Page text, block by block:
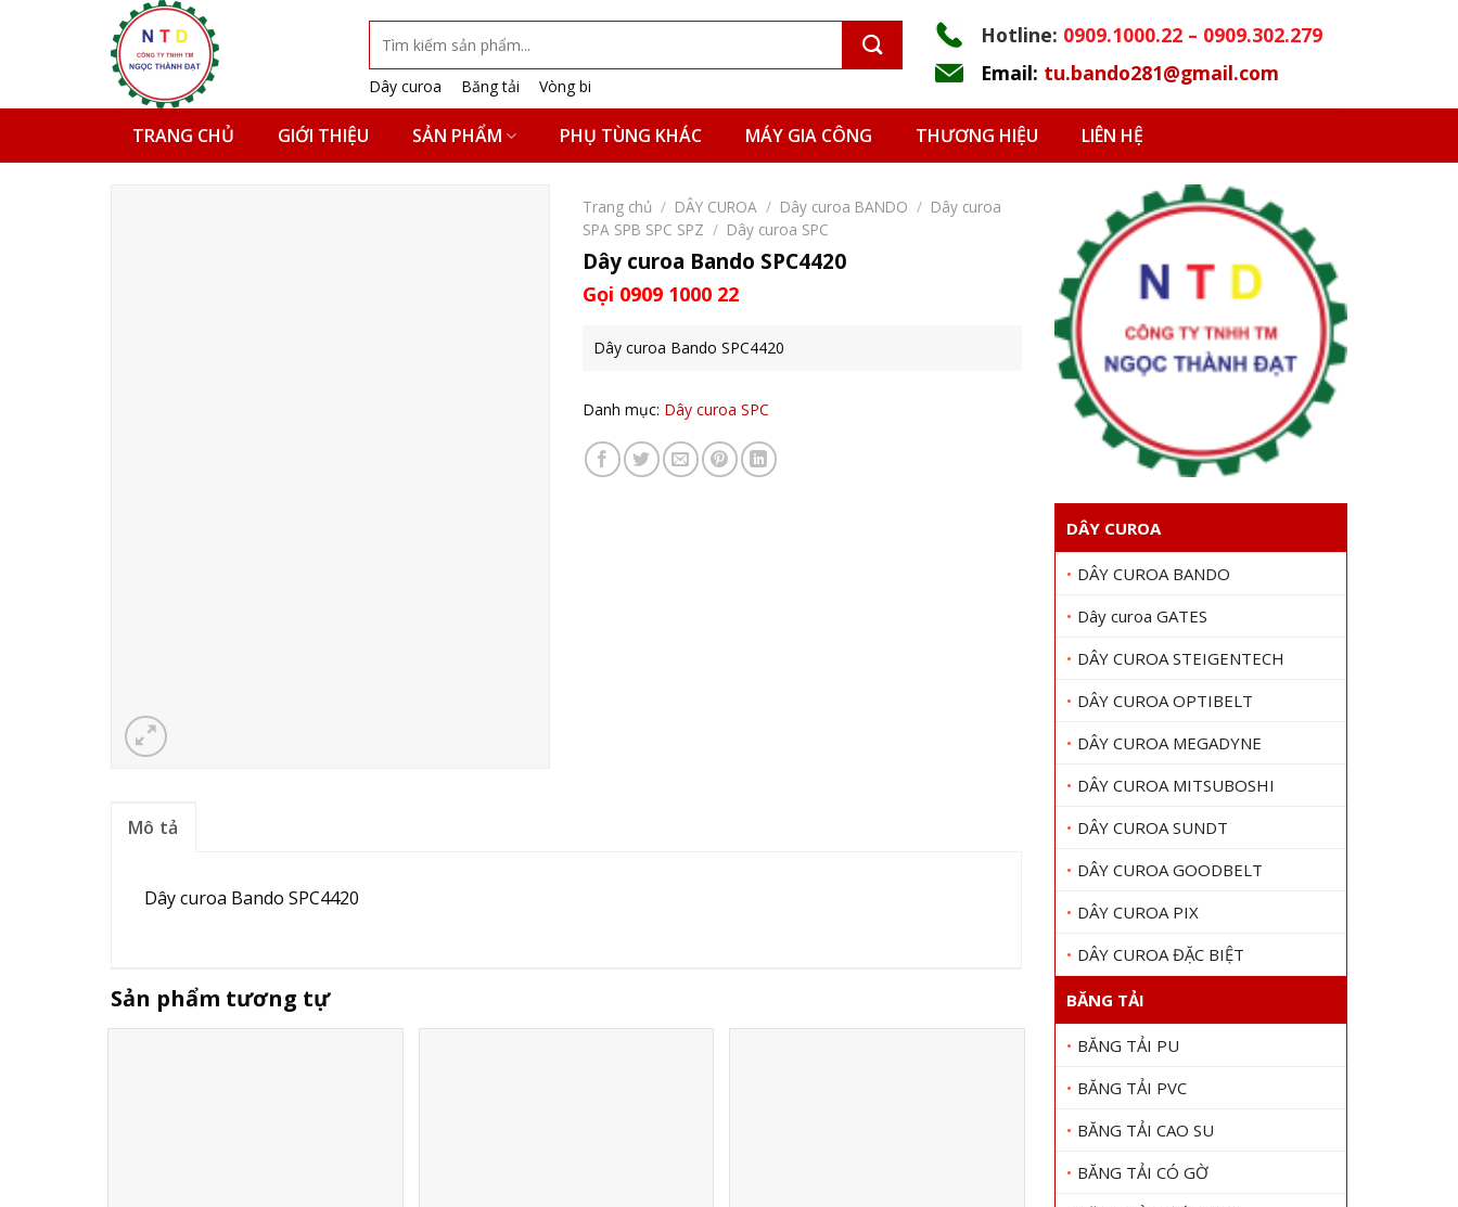
kiếm:
Dây curoa
Băng tải Vòng bi
Hotline: 0909.1000.22 – 0909.302.279
Email: tu.bando281@gmail.com
TRANG CHỦ GIỚI THIỆU SẢN PHẨM PHỤ TÙNG KHÁC MÁY GIA CÔNG THƯƠNG HIỆU LIÊN HỆ
DÂY CUROA
DÂY CUROA BANDO
Dây curoa GATES
DÂY CUROA STEIGENTECH
DÂY CUROA OPTIBELT
DÂY CUROA MEGADYNE
DÂY CUROA MITSUBOSHI
DÂY CUROA SUNDT
DÂY CUROA GOODBELT
DÂY CUROA PIX
DÂY CUROA ĐẶC BIỆT
BĂNG TẢI
BĂNG TẢI PU
BĂNG TẢI PVC
BĂNG TẢI CAO SU
BĂNG TẢI CÓ GỜ
Trang chủ / DÂY CUROA / Dây curoa BANDO / Dây curoa
SPA SPB SPC SPZ / Dây curoa SPC
Dây curoa Bando SPC4420
Gọi 0909 1000 22
Dây curoa Bando SPC4420
Danh mục: Dây curoa SPC
Mô tả
Dây curoa Bando SPC4420
Sản phẩm tương tự